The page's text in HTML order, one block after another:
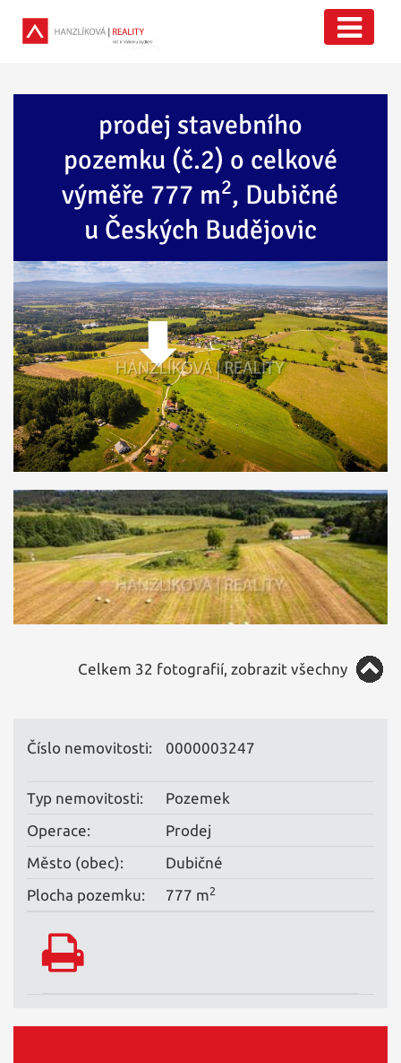
prodej stavebního
pozemku (č.2) o celkové
výměře 777 m2, Dubičné
u Českých Budějovic
Číslo nemovitosti: 0000003247
Typ nemovitosti:
Pozemek
Operace:
Prodej
Město (obec):
Dubičné
Plocha pozemku:
777 m2
Celkem 32 fotografií, zobrazit všechny